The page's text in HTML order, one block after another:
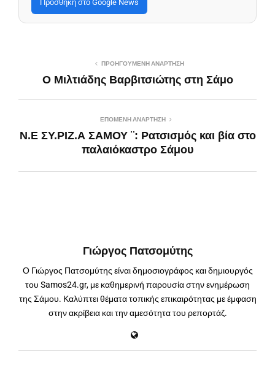
Προσθήκη στο Google News
ΠΡΟΗΓΟΎΜΕΝΗ ΑΝΆΡΤΗΣΗ
Ο Μιλτιάδης Βαρβιτσιώτης στη Σάμο
ΕΠΌΜΕΝΗ ΑΝΆΡΤΗΣΗ
Ν.Ε ΣΥ.ΡΙΖ.Α ΣΑΜΟΥ ¨: Ρατσισμός και βία στο
παλαιόκαστρο Σάμου
Γιώργος Πατσομύτης
Ο Γιώργος Πατσομύτης είναι δημοσιογράφος και δημιουργός
του Samos24.gr, με καθημερινή παρουσία στην ενημέρωση
της Σάμου. Καλύπτει θέματα τοπικής επικαιρότητας με έμφαση
στην ακρίβεια και την αμεσότητα του ρεπορτάζ.